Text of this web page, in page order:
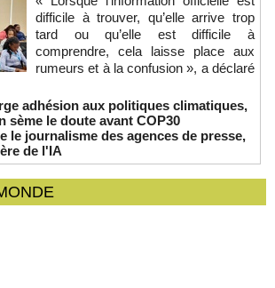
difficile à trouver, qu’elle arrive trop
tard ou qu’elle est difficile à
comprendre, cela laisse place aux
rumeurs et à la confusion », a déclaré
adhésion aux politiques climatiques,
sème le doute avant COP30
le journalisme des agences de presse,
de l'IA